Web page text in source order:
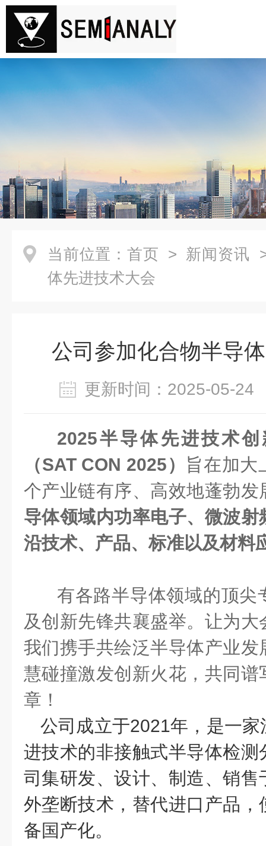
当前位置： 首页 > 新闻资讯
体先进技术大会
公司参加化合物半导
更新时间：2025-05-
2025半导体先进技术
（SAT CON 2025）
旨在加大
个产业链有序、高效地蓬勃发
导体领域内功率电子、微波
沿技术、产品、标准以及材料
有各路半导体领域的顶尖
及创新先锋共襄盛举。让为
我们携手共绘泛半导体产业
慧碰撞激发创新火花，共同
章！
公司成立于2021年，是一
进技术的非接触式半导体检
司集研发、设计、制造、销
外垄断技术，替代进口产品
备国产化。